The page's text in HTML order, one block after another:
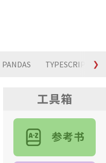
PANDAS TYPESCRIPT ❯